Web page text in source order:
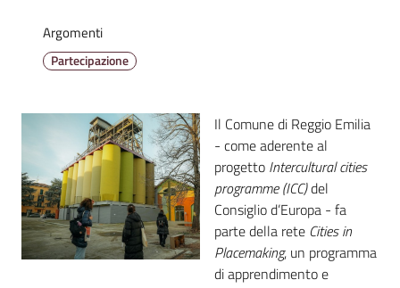
Emilia
Tutti
argomenti
Menu selezionato
T
u
Argomenti
Partecipazione
Il Comune di Reggio Emilia
- come aderente al
progetto Intercultural cities
programme (ICC)del
Consiglio d’Europa - fa
parte della rete Cities in
Placemaking, un programma
di apprendimento e